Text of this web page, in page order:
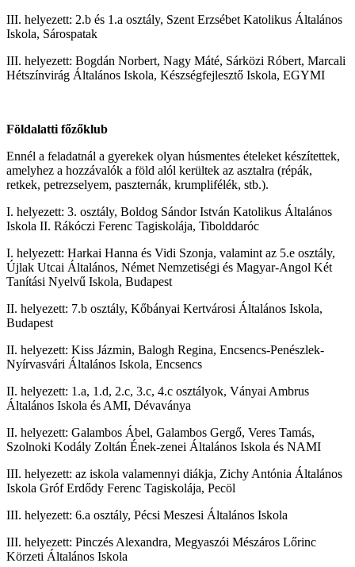
III. helyezett: 2.b és 1.a osztály, Szent Erzsébet Katolikus Általános
Iskola, Sárospatak
III. helyezett: Bogdán Norbert, Nagy Máté, Sárközi Róbert, Marcali
Hétszínvirág Általános Iskola, Készségfejlesztő Iskola, EGYMI
Földalatti főzőklub
Ennél a feladatnál a gyerekek olyan húsmentes ételeket készítettek,
amelyhez a hozzávalók a föld alól kerültek az asztalra (répák,
retkek, petrezselyem, paszternák, krumplifélék, stb.).
I. helyezett: 3. osztály, Boldog Sándor István Katolikus Általános
Iskola II. Rákóczi Ferenc Tagiskolája, Tibolddaróc
I. helyezett: Harkai Hanna és Vidi Szonja, valamint az 5.e osztály,
Újlak Utcai Általános, Német Nemzetiségi és Magyar-Angol Két
Tanítási Nyelvű Iskola, Budapest
II. helyezett: 7.b osztály, Kőbányai Kertvárosi Általános Iskola,
Budapest
II. helyezett: Kiss Jázmin, Balogh Regina, Encsencs-Penészlek-
Nyírvasvári Általános Iskola, Encsencs
II. helyezett: 1.a, 1.d, 2.c, 3.c, 4.c osztályok, Ványai Ambrus
Általános Iskola és AMI, Dévaványa
II. helyezett: Galambos Ábel, Galambos Gergő, Veres Tamás,
Szolnoki Kodály Zoltán Ének-zenei Általános Iskola és NAMI
III. helyezett: az iskola valamennyi diákja, Zichy Antónia Általános
Iskola Gróf Erdődy Ferenc Tagiskolája, Pecöl
III. helyezett: 6.a osztály, Pécsi Meszesi Általános Iskola
III. helyezett: Pinczés Alexandra, Megyaszói Mészáros Lőrinc
Körzeti Általános Iskola